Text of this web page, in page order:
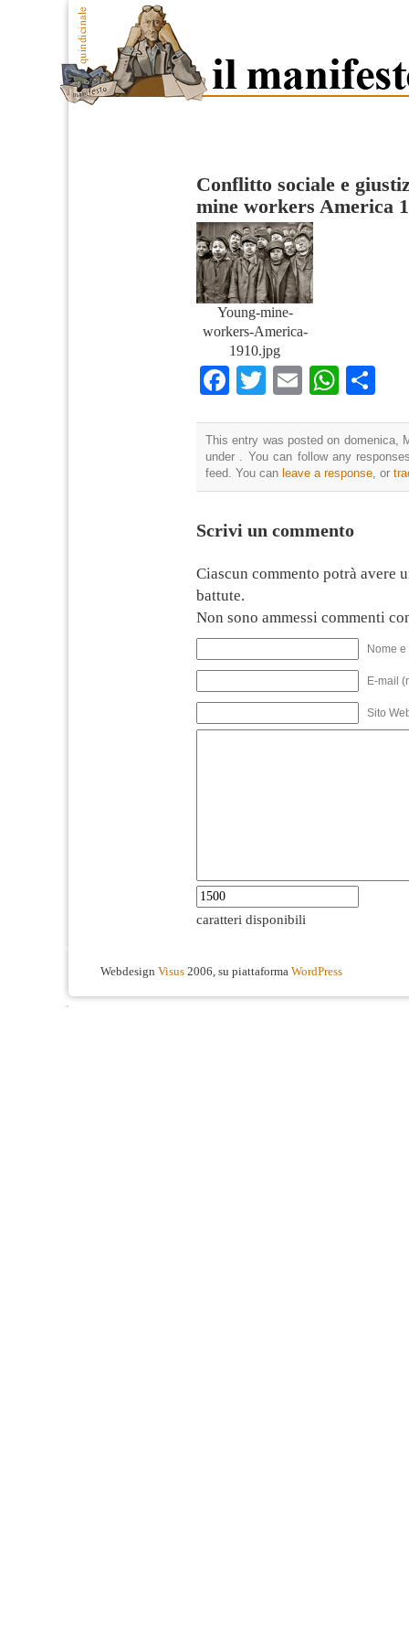
Conflitto sociale e
mine workers America
Young-mine-
workers-America-
1910.jpg
Facebook
TwitterEmail
This entry was posted on domenica,
under . You can follow any
feed. You can leave a response, or
Scrivi un commento
Ciascun commento potrà avere
battute.
Non sono ammessi commenti
Nome
E-mail
Sito
caratteri disponibili
Webdesign Visus 2006, su piattaforma WordPress